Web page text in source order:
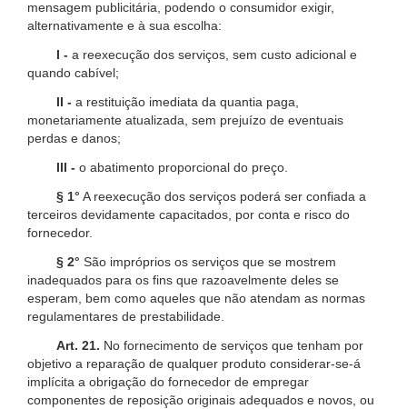
mensagem publicitária, podendo o consumidor exigir,
alternativamente e à sua escolha:
I - a reexecução dos serviços, sem custo adicional e
quando cabível;
II - a restituição imediata da quantia paga,
monetariamente atualizada, sem prejuízo de eventuais
perdas e danos;
III - o abatimento proporcional do preço.
§ 1° A reexecução dos serviços poderá ser confiada a
terceiros devidamente capacitados, por conta e risco do
fornecedor.
§ 2° São impróprios os serviços que se mostrem
inadequados para os fins que razoavelmente deles se
esperam, bem como aqueles que não atendam as normas
regulamentares de prestabilidade.
Art. 21. No fornecimento de serviços que tenham por
objetivo a reparação de qualquer produto considerar-se-á
implícita a obrigação do fornecedor de empregar
componentes de reposição originais adequados e novos, ou